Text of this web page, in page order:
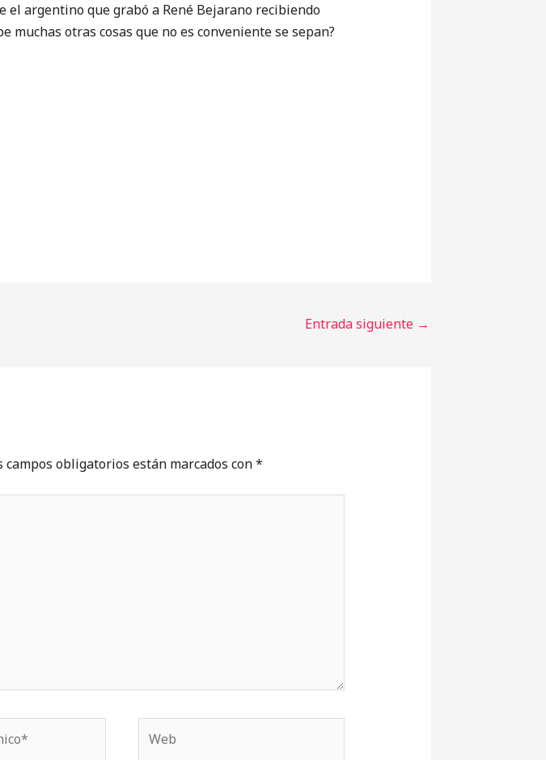
el argentino que grabó a René Bejarano recibiendo
otras cosas que no es conveniente se sepan?
Entrada siguiente →
campos obligatorios están marcados con*